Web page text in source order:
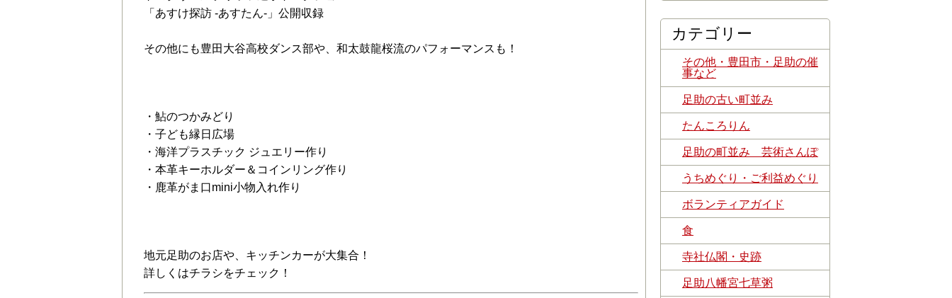
「あすけ探訪 -あすたん-」公開収録
その他にも豊田大谷高校ダンス部や、和太鼓龍桜流のパフォーマンスも！
・鮎のつかみどり
・子ども縁日広場
・海洋プラスチック ジュエリー作り
・本革キーホルダー＆コインリング作り
・鹿革がま口mini小物入れ作り
地元足助のお店や、キッチンカーが大集合！
詳しくはチラシをチェック！
カテゴリー
その他・豊田市・足助の催
事など
足助の古い町並み
たんころりん
足助の町並み 芸術さんぽ
うちめぐり・ご利益めぐり
ボランティアガイド
食
寺社仏閣・史跡
足助八幡宮七草粥